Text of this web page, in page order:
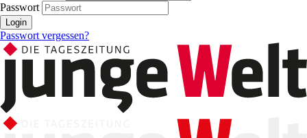
Passwort
Login
Passwort vergessen?